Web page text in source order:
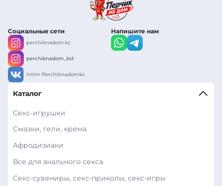
Социальные сети
perchiknadom.kz
perchiknadom_kst
Intim Perchiknadomkz
Напишите нам
Каталог
Секс-игрушки
Смазки, гели, крема
Афродизиаки
Все для анального секса
Секс-сувениры, секс-приколы, секс-игры